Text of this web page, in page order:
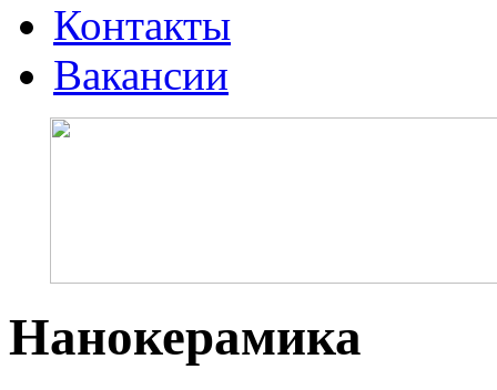
Контакты
Вакансии
Нанокерамика